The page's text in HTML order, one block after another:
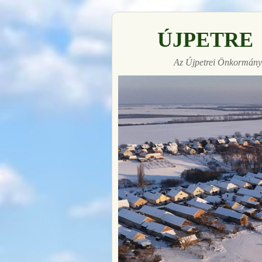
ÚJPETRE
Az Újpetrei
Made with
FLARE
More Info